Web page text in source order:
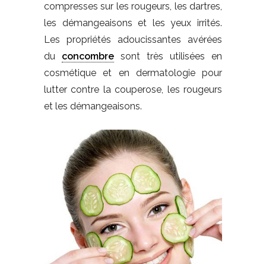
compresses sur les rougeurs, les dartres,
les démangeaisons et les yeux irrités.
Les propriétés adoucissantes avérées
du concombre sont très utilisées en
cosmétique et en dermatologie pour
lutter contre la couperose, les rougeurs
et les démangeaisons.